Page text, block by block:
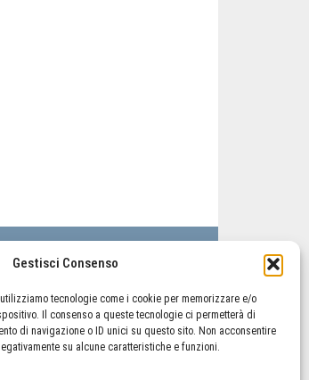
Gestisci Consenso
tecnologie come i cookie per memorizzare e/o
Il consenso a queste tecnologie ci permetterà di
di navigazione o ID unici su questo sito. Non acconsentire
su alcune caratteristiche e funzioni.
Termini e condizioni